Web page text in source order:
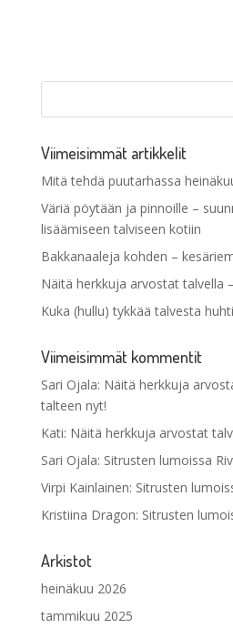
Viimeisimmät artikkelit
Mitä tehdä puutarhassa
Väriä pöytään ja pinnoille –
lisäämiseen talviseen kotiin
Bakkanaaleja kohden –
Näitä herkkuja arvostat talvella
Kuka (hullu) tykkää talvesta
Viimeisimmät kommentit
Sari Ojala: Näitä herkkuja
talteen nyt!
Kati: Näitä herkkuja arvostat
Sari Ojala: Sitrusten lumoissa
Virpi Kainlainen: Sitrusten
Kristiina Dragon: Sitrusten
Arkistot
heinäkuu 2026
tammikuu 2025